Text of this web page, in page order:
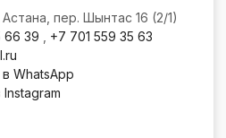
пер. Шынтас 16 (2/1)
66 39
+7 701 559 35 63
WhatsApp